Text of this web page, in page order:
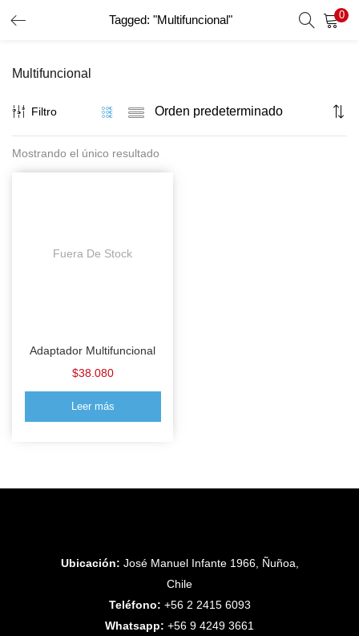
Tagged: "Multifuncional" 0
INICIO DE SESIÓN
Introduzca su nombre de usuario y contraseña para iniciar
Recordar Datos
Recuperar Contraseña
Multifuncional
Filtro
Mostrando el único resultado
Fuera De Stock
Adaptador Multifuncional
$38.080
Leer más
Ubicación: José Manuel Infante 1966, Ñuñoa,
Chile
Teléfono: +56 2 2415 6093
Whatsapp: +56 9 4249 3661